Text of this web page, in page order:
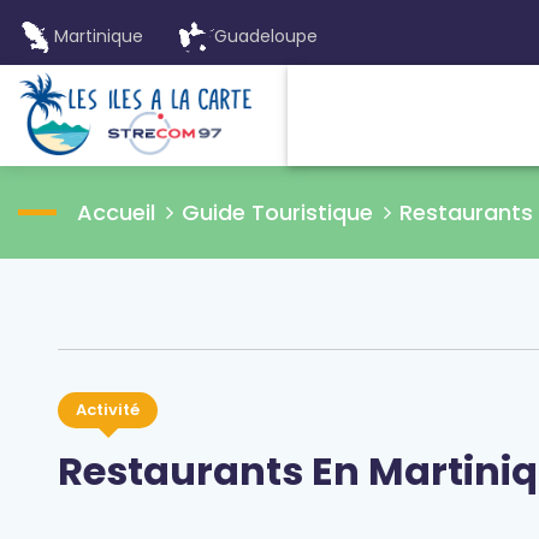
Martinique Guadeloupe
Accueil Guide Touristique Restaurants
Activité
Restaurants En